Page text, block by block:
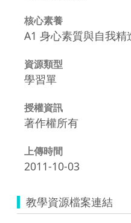
核心素養
A1 身心素質與自我精
資源類型
學習單
授權資訊
著作權所有
上傳時間
2011-10-03
教學資源檔案連結